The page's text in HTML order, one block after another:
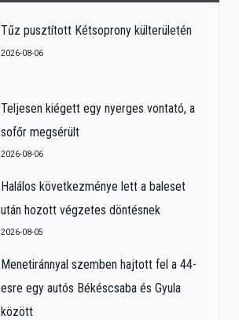
Tűz pusztított Kétsoprony külterületén
2026-08-06
Teljesen kiégett egy nyerges vontató, a
sofőr megsérült
2026-08-06
Halálos következménye lett a baleset
után hozott végzetes döntésnek
2026-08-05
Menetiránnyal szemben hajtott fel a 44-
esre egy autós Békéscsaba és Gyula
között